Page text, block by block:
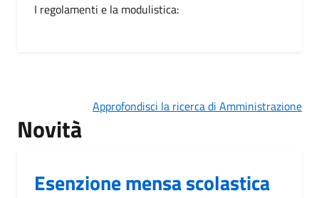
I regolamenti e la modulistica:
Approfondisci la ricerca di Amministrazione
Novità
Esenzione mensa scolastica